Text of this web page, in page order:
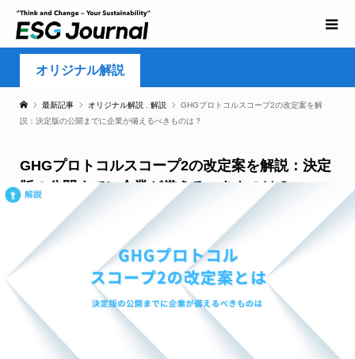
オリジナル解説
最新記事 オリジナル解説 解説
GHGプロトコルスコープ2の改定案を解
説：決定版の公開までに企業が備えるべきものは？
GHGプロトコルスコープ2の改定案を解説：決定
版の公開までに企業が備えるべきものは？